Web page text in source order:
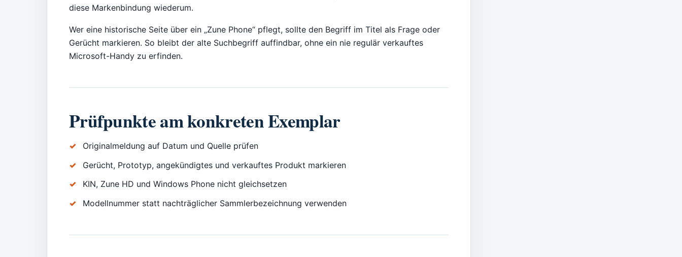
diese Markenbindung wiederum.
Wer eine historische Seite über ein „Zune Phone“ pflegt, sollte den Begriff im Titel als Frage oder
Gerücht markieren. So bleibt der alte Suchbegriff auffindbar, ohne ein nie regulär verkauftes
Microsoft-Handy zu erfinden.
Prüfpunkte am konkreten Exemplar
Originalmeldung auf Datum und Quelle prüfen
Gerücht, Prototyp, angekündigtes und verkauftes Produkt markieren
KIN, Zune HD und Windows Phone nicht gleichsetzen
Modellnummer statt nachträglicher Sammlerbezeichnung verwenden